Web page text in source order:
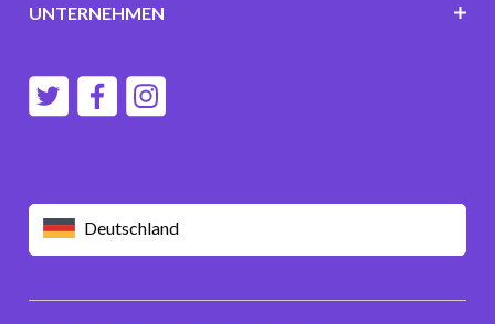
Deutschland
UNTERNEHMEN